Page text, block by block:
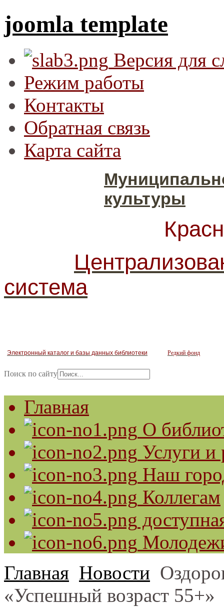
joomla template
Версия для
Режим работы
Контакты
Обратная связь
Карта сайта
культуры
система
Электронный каталог и базы данных библиотеки Редкий фонд
Поиск по сайту
Главная
О
Услуги и
Наш
Коллегам
Главная Новости
«Успешный возраст 55+»